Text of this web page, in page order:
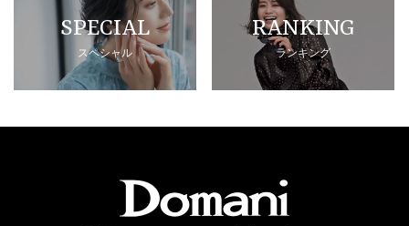
SPECIAL
スペシャル
RANKING
ランキング